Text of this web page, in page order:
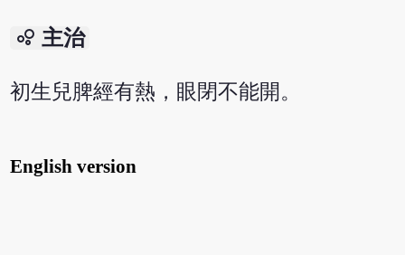
bubble_chart 主治
初生兒脾經有熱，眼閉不能開。
English version